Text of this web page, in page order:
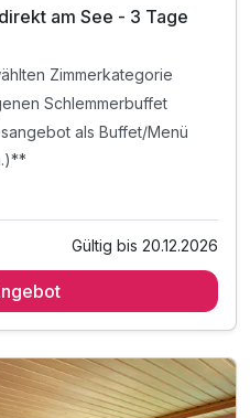
am See - 3 Tage
Zimmerkategorie
Schlemmerbuffet
als Buffet/Menü
Schlemmerbuffet
Gültig bis 20.12.2026